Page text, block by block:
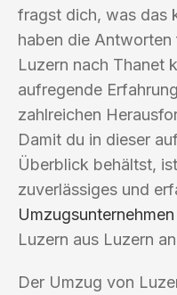
fragst dich, was das
haben die
Luzern nach Thanet
aufregende
zahlreichen
Damit du in dieser
Überblick behältst,
zuverlässiges und
Umzugsunternehmen
Luzern aus Luzern
Der Umzug von